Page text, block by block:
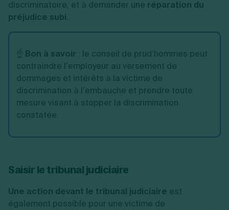
discriminatoire, et à demander une réparation du
préjudice subi.
☝️ Bon à savoir : le conseil de prud’hommes peut
contraindre l’employeur au versement de
dommages et intérêts à la victime de
discrimination à l’embauche et prendre toute
mesure visant à stopper la discrimination
constatée.
Saisir le tribunal judiciaire
Une action devant le tribunal judiciaire est
également possible pour une victime de